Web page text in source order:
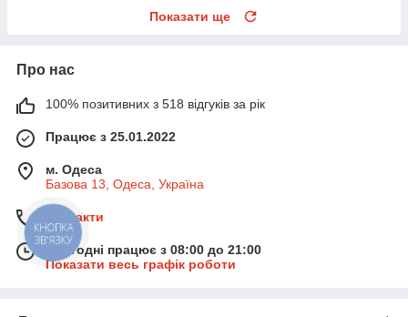
Показати ще
Про нас
100% позитивних з 518 відгуків за рік
Працює з 25.01.2022
м. Одеса
Базова 13, Одеса, Україна
Контакти
Сьогодні працює з 08:00 до 21:00
Показати весь графік роботи
КНОПКА
ЗВ'ЯЗКУ